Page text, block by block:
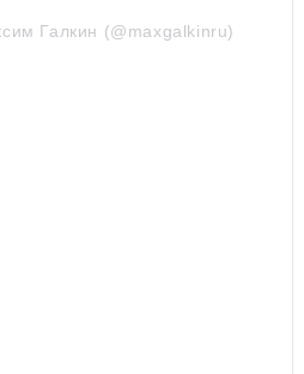
Галкин (@maxgalkinru)